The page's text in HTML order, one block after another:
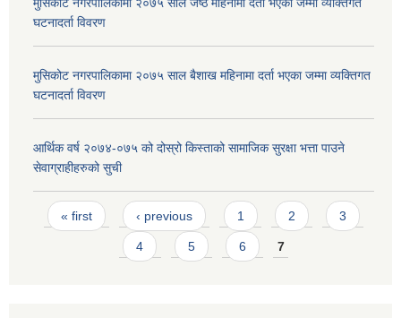
घटनादर्ता विवरण
मुसिकोट नगरपालिकामा २०७५ साल बैशाख महिनामा दर्ता भएका जम्मा व्यक्तिगत
घटनादर्ता विवरण
आर्थिक वर्ष २०७४-०७५ को दोस्रो किस्ताको सामाजिक सुरक्षा भत्ता पाउने
सेवाग्राहीहरुको सुची
Pages
« first ‹ previous 1 2 3
4 5 6 7